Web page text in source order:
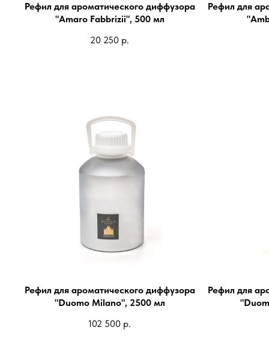
Рефил для ароматического диффузора
"Amaro Fabbrizii", 500 мл
20 250 р.
Рефил для
Рефил для ароматического диффузора
"Duomo Milano", 2500 мл
102 500 р.
Рефил для